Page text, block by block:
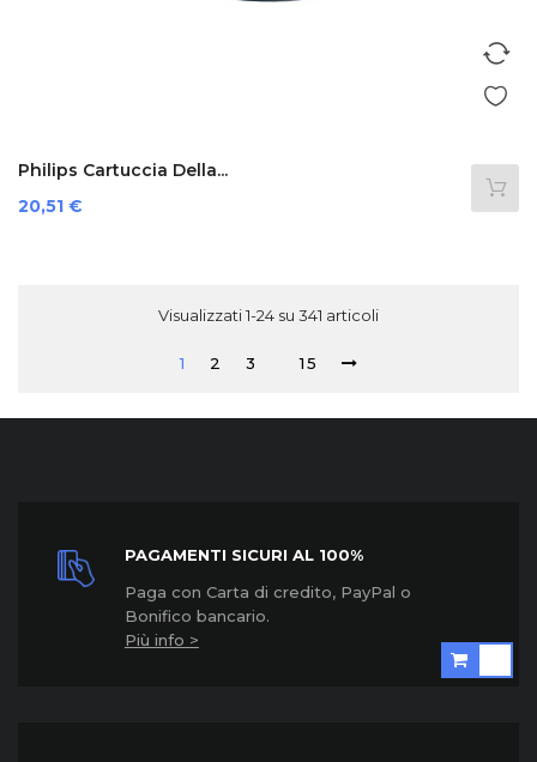
Philips Cartuccia Della...
Prezzo
20,51 €
Visualizzati 1-24 su 341 articoli
1 2 3 15
PAGAMENTI SICURI AL 100%
Paga con Carta di credito, PayPal o
Bonifico bancario.
Più info >